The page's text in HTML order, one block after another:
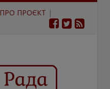
ПРО ПРОЄКТ |